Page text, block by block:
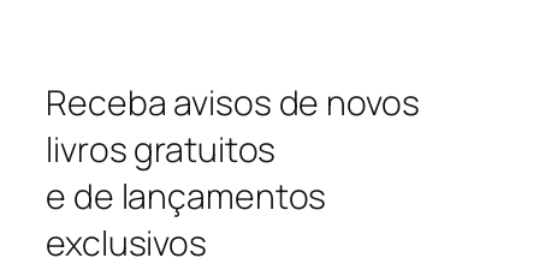
Receba avisos de novos
livros gratuitos
e de lançamentos
exclusivos